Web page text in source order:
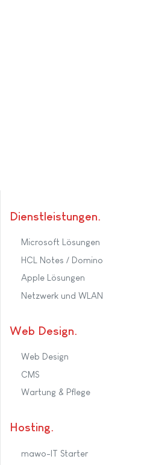
Dienstleistungen
Microsoft Lösungen
HCL Notes / Domino
Apple Lösungen
Netzwerk und WLAN
Web Design
Web Design
CMS
Wartung & Pflege
Hosting
mawo-IT Starter